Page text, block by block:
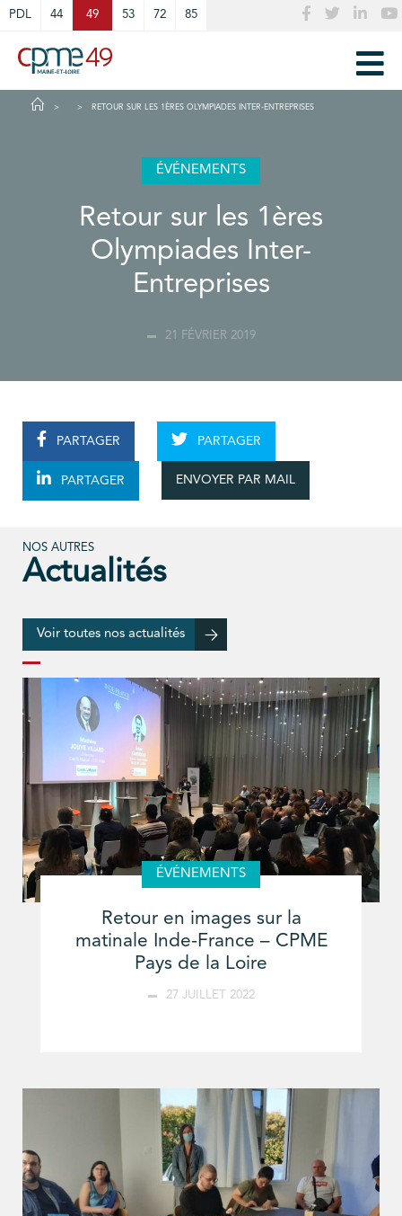
PDL 44 49 53 72 85
RETOUR SUR LES 1ÈRES OLYMPIADES INTER-ENTREPRISES
ÉVÉNEMENTS
Retour sur les 1ères
Olympiades Inter-
Entreprises
21 FÉVRIER 2019
PARTAGER PARTAGER
PARTAGER ENVOYER PAR MAIL
NOS AUTRES
Actualités
Voir toutes nos actualités
ÉVÉNEMENTS
Retour en images sur la
matinale Inde-France – CPME
Pays de la Loire
27 JUILLET 2022
Cookies management panel